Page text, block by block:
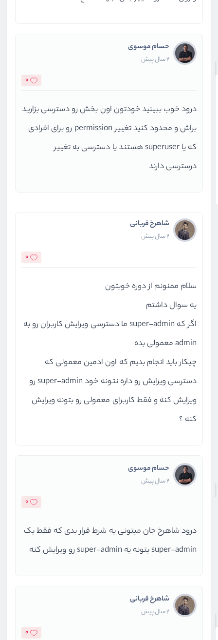
حسام موسوی
2 سال پیش
0
درود خوب ببینید خودتون اون بخش رو دسترسی بزارید
براش و محدود کنید تغییر permission رو برای افرادی
که یا superuser هستند یا دسترسی به تغییر
درسترسی دارند
شاهرخ قربانی
2 سال پیش
0
سلام ممنونم از دوره خوبتون
یه سوال داشتم
اگر که super-admin ما دسترسی ویرایش کاربران رو به
admin معمولی بده
چیکار باید انجام بدیم که اون ادمین معمولی که
دسترسی ویرایش رو داره نتونه خود super-admin رو
ویرایش کنه و فقط کاربرای معمولی رو بتونه ویرایش
کنه ؟
حسام موسوی
2 سال پیش
0
درود شاهرخ جان میتونی یه شرط قرار بدی که فقط یک
super-admin بتونه یه super-admin رو ویرایش کنه
شاهرخ قربانی
2 سال پیش
0